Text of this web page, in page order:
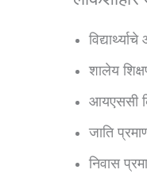
शालेय
आयएससी
जाति
निवास